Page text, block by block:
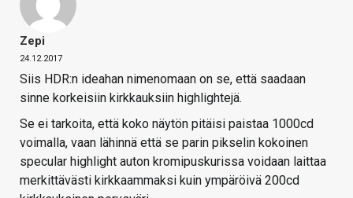
Zepi
24.12.2017
Siis HDR:n ideahan nimenomaan on se, että saadaan
sinne korkeisiin kirkkauksiin highlightejä.
Se ei tarkoita, että koko näytön pitäisi paistaa 1000cd
voimalla, vaan lähinnä että se parin pikselin kokoinen
specular highlight auton kromipuskurissa voidaan laittaa
merkittävästi kirkkaammaksi kuin ympäröivä 200cd